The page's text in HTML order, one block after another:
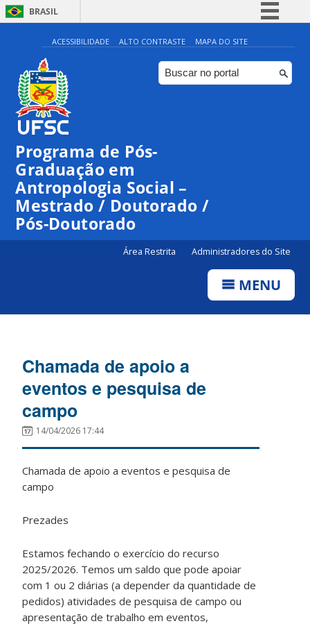
BRASIL
Simplifique!
Comunica BR
Participe
ACESSIBILIDADE ALTO CONTRASTE MAPA DO SITE
Programa de Pós-
Graduação em
Antropologia Social –
Mestrado / Doutorado /
Pós-Doutorado
Área Restrita Administradores do Site
MENU
Chamada de apoio a
eventos e pesquisa de
campo
14/04/2026 17:44
Chamada de apoio a eventos e pesquisa de
campo
Prezades
Estamos fechando o exercício do recurso
2025/2026. Temos um saldo que pode apoiar
com 1 ou 2 diárias (a depender da quantidade de
pedidos) atividades de pesquisa de campo ou
apresentação de trabalho em eventos,